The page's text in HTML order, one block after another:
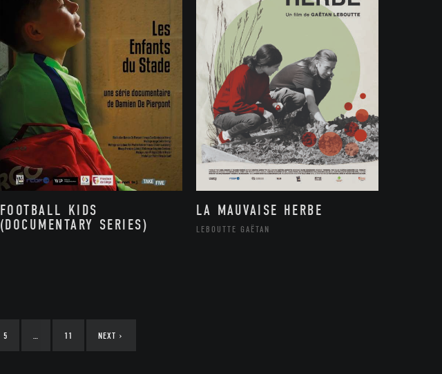
FOOTBALL KIDS
(DOCUMENTARY SERIES)
LA MAUVAISE HERBE
LEBOUTTE GAËTAN
5 … 11 NEXT ›